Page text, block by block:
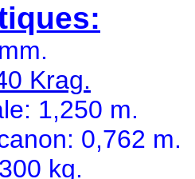
.
Krag.
1,250 m.
0,762 m.
kg.